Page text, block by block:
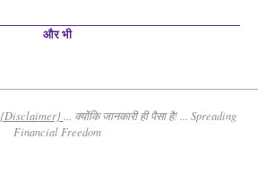
और भी
{Disclaimer}
... क्योंकि जानकारी ही पैसा है! ... Spreading
Financial Freedom